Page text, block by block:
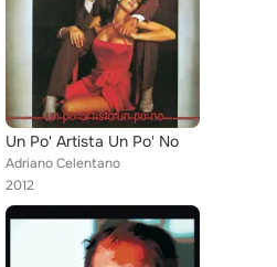
Un Po' Artista Un Po' No
Adriano Celentano
2012